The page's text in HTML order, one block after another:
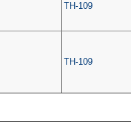
ТН-109
ТН-109